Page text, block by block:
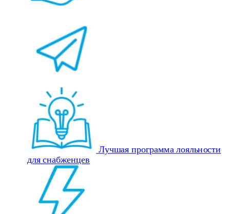
Лучшая программа лояльности
для снабженцев